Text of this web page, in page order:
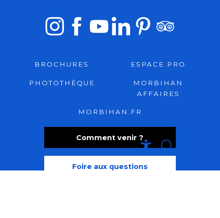
Recherche
Comment venir ?
Foire aux questions
BROCHURES ESPACE PRO
PHOTOTHÈQUE
MORBIHAN
AFFAIRES
MORBIHAN.FR